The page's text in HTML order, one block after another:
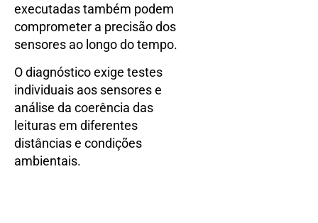
executadas também podem
comprometer a precisão dos
sensores ao longo do tempo.
O diagnóstico exige testes
individuais aos sensores e
análise da coerência das
leituras em diferentes
distâncias e condições
ambientais.